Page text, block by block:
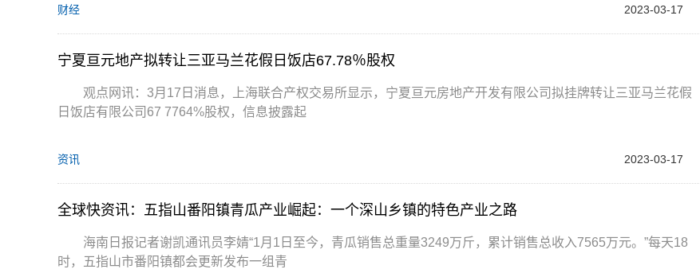
财经 2023-03-17
宁夏亘元地产拟转让三亚马兰花假日饭店67.78％股权
观点网讯：3月17日消息，上海联合产权交易所显示，宁夏亘元房地产开发有限公司拟挂牌转让三亚马兰花假
日饭店有限公司67 7764%股权，信息披露起
资讯 2023-03-17
全球快资讯：五指山番阳镇青瓜产业崛起：一个深山乡镇的特色产业之路
海南日报记者谢凯通讯员李婧“1月1日至今，青瓜销售总重量3249万斤，累计销售总收入7565万元。”每天18
时，五指山市番阳镇都会更新发布一组青